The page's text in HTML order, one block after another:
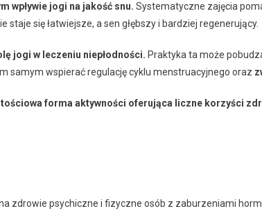
wpływie jogi na jakość snu. Systematyczne zajęcia
staje się łatwiejsze, a sen głębszy i bardziej regenerujący.
jogi w leczeniu niepłodności. Praktyka ta może
samym wspierać regulację cyklu menstruacyjnego oraz
forma aktywności oferująca liczne korzyści
zdrowie psychiczne i fizyczne osób z zaburzeniami